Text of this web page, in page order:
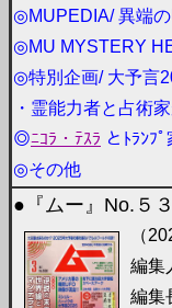
◎MUPEDIA/ 異端
◎MU MYSTERY
◎特別企画/ 大予言
・霊能力者と占術
◎ﾆｺﾗ・ﾃｽﾗ とﾄﾗﾝﾌ
◎その他
●『ムー』No.５
（
編集
編集